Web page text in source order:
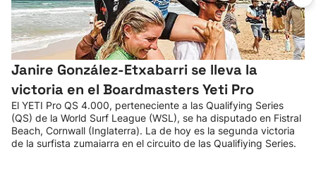
Janire González-Etxabarri se lleva la
victoria en el Boardmasters Yeti Pro
El YETI Pro QS 4.000, perteneciente a las Qualifying Series
(QS) de la World Surf League (WSL), se ha disputado en Fistral
Beach, Cornwall (Inglaterra). La de hoy es la segunda victoria
de la surfista zumaiarra en el circuito de las Qualifiying Series.